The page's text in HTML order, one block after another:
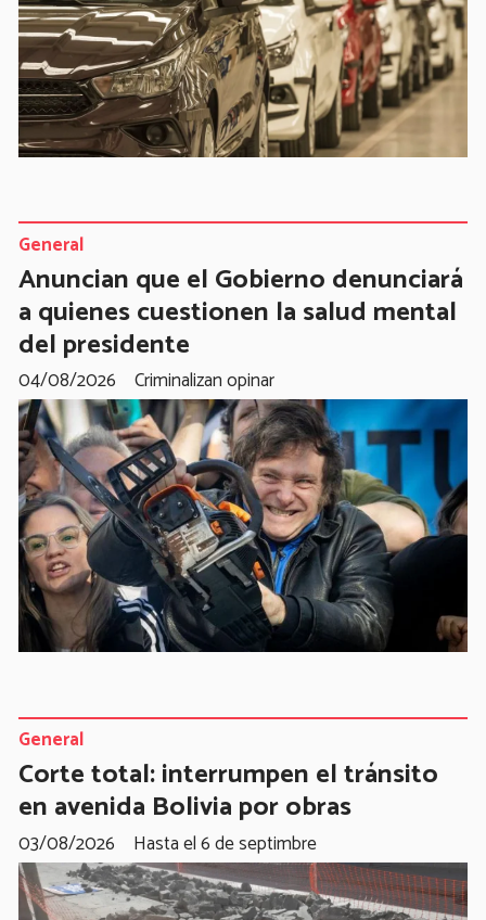
Anuncian que el Gobierno denunciará
a quienes cuestionen la salud mental
del presidente
Criminalizan opinar
General
04/08/2026
Corte total: interrumpen el tránsito
en avenida Bolivia por obras
Hasta el 6 de septimbre
General
03/08/2026